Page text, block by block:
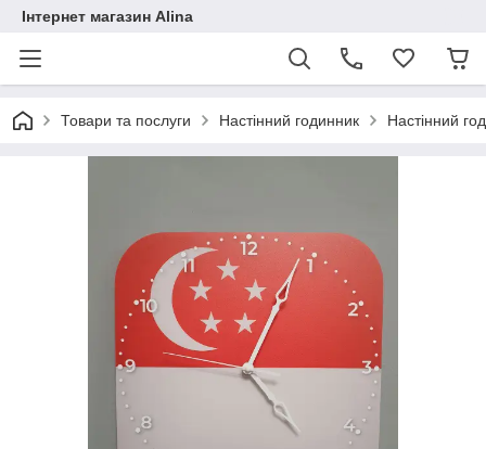
Інтернет магазин Alina
Товари та послуги Настінний годинник Настінний